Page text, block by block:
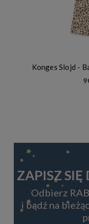
Konges Slojd -
ZAPISZ SIĘ
Odbierz
i bądź na